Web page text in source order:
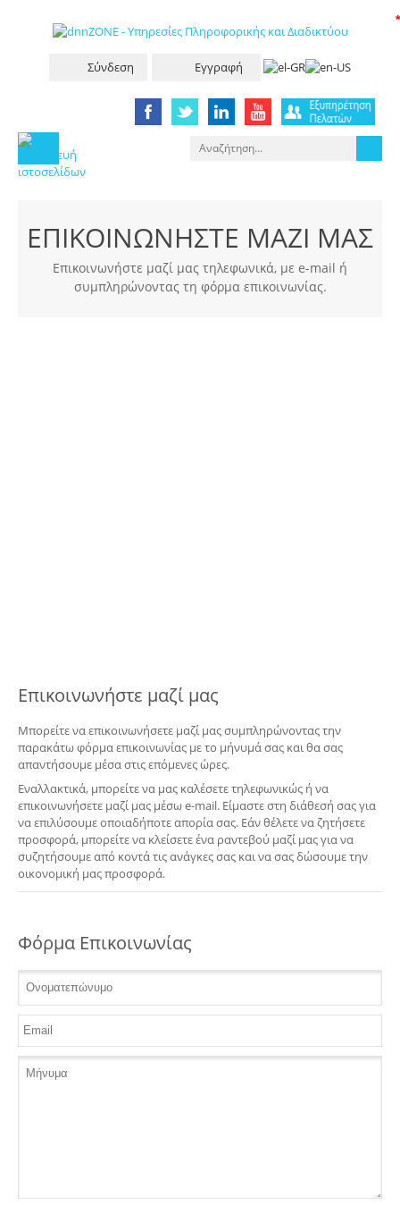
Σύνδεση Εγγραφή
ΕΠΙΚΟΙΝΩΝΗΣΤΕ ΜΑΖΙ ΜΑΣ
Επικοινωνήστε μαζί μας τηλεφωνικά, με e-mail ή
συμπληρώνοντας τη φόρμα επικοινωνίας.
Επικοινωνήστε μαζί μας
Μπορείτε να επικοινωνήσετε μαζί μας συμπληρώνοντας την
παρακάτω φόρμα επικοινωνίας με το μήνυμά σας και θα σας
απαντήσουμε μέσα στις επόμενες ώρες.
Εναλλακτικά, μπορείτε να μας καλέσετε τηλεφωνικώς ή να
επικοινωνήσετε μαζί μας μέσω e-mail. Είμαστε στη διάθεσή σας για
να επιλύσουμε οποιαδήποτε απορία σας. Εάν θέλετε να ζητήσετε
προσφορά, μπορείτε να κλείσετε ένα ραντεβού μαζί μας για να
συζητήσουμε από κοντά τις ανάγκες σας και να σας δώσουμε την
οικονομική μας προσφορά.
Φόρμα Επικοινωνίας
*